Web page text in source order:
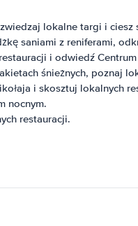
lokalne targi i ciesz
saniami z reniferami,
i odwiedź
śnieżnych, poznaj
i skosztuj lokalnych
nocnym.
restauracji.